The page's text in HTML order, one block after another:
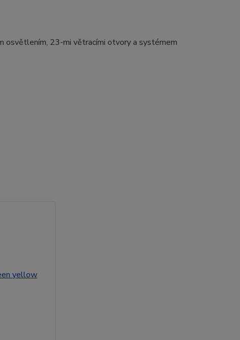
osvětlením, 23-mi větracími otvory a systémem